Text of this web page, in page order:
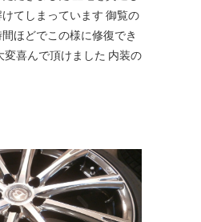
てしまっています 御覧の
ほどでこの様に修復でき
変喜んで頂けました 内装の